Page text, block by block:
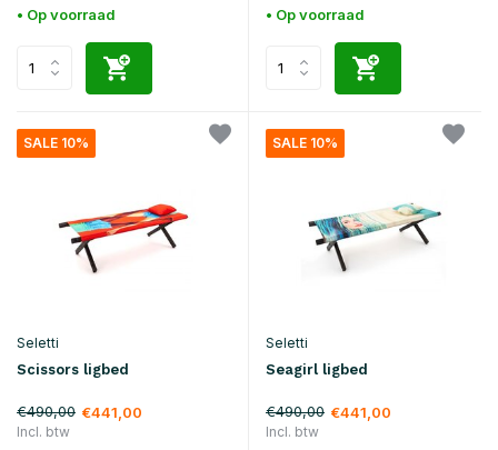
• Op voorraad • Op voorraad
SALE 10%
Seletti
Scissors ligbed
€490,00 €441,00
Incl. btw
SALE 10%
Seletti
Seagirl ligbed
€490,00 €441,00
Incl. btw